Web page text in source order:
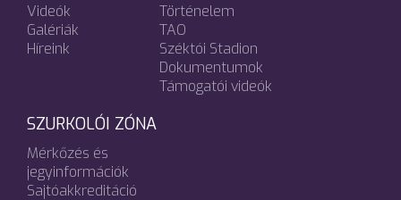
Videók
Galériák
Híreink
Történelem
TAO
Széktói Stadion
Dokumentumok
Támogatói videók
SZURKOLÓI ZÓNA
Mérkőzés és
jegyinformációk
Sajtóakkreditáció